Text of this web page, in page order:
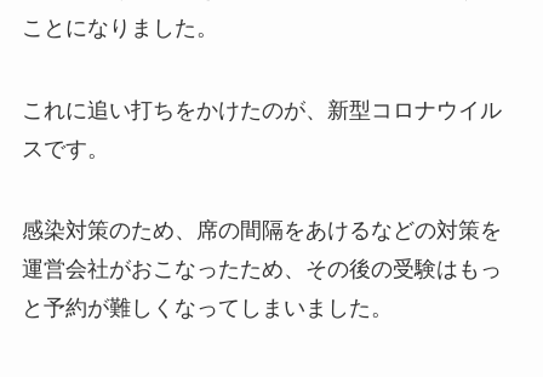
ことになりました。
これに追い打ちをかけたのが、新型コロナウイル
スです。
感染対策のため、席の間隔をあけるなどの対策を
運営会社がおこなったため、その後の受験はもっ
と予約が難しくなってしまいました。